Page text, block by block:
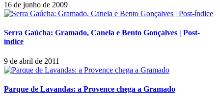
16 de junho de 2009
Serra Gaúcha: Gramado, Canela e Bento Gonçalves | Post-
índice
9 de abril de 2011
Parque de Lavandas: a Provence chega a Gramado